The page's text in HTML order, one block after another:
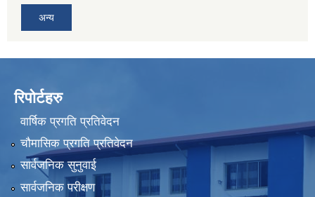
अन्य
रिपोर्टहरु
वार्षिक प्रगति प्रतिवेदन
चौमासिक प्रगति प्रतिवेदन
सार्वजनिक सुनुवाई
सार्वजनिक परीक्षण